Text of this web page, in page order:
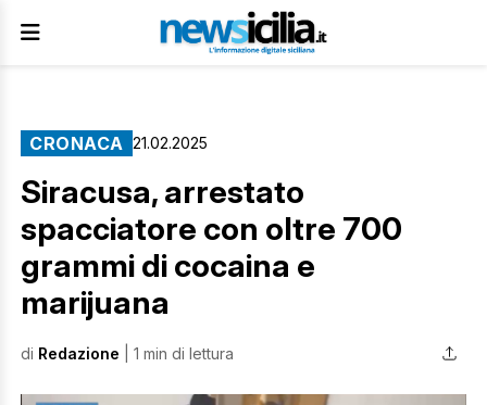
CRONACA 21.02.2025
Siracusa, arrestato
spacciatore con oltre 700
grammi di cocaina e
marijuana
di Redazione | 1 min di lettura